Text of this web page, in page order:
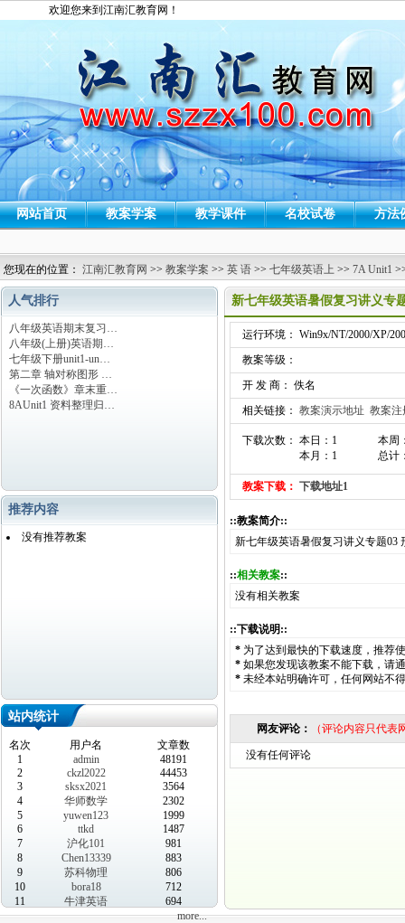
欢迎您来到江南汇教育网！
网站首页 教案学案 教学课件 名校试卷 方法
您现在的位置： 江南汇教育网 >> 教案学案 >> 英 语 >> 七年级英语上 >> 7A Unit1
人气排行
八年级英语期末复习…
八年级(上册)英语期…
七年级下册unit1-un…
第二章 轴对称图形 …
《一次函数》章末重…
8AUnit1 资料整理归…
推荐内容
没有推荐教案
站内统计
名次 用户名
文章数
1
admin
48191
2
ckzl2022
44453
3
sksx2021
3564
4
华师数学
2302
5
yuwen123
1999
6
ttkd
1487
7
沪化101
981
8
Chen13339
883
9
苏科物理
806
10
bora18
712
11
牛津英语
694
more...
新七年级英语暑假复习讲义专
运行环境： Win9x/NT/2000/XP/
教案等级：
开 发 商： 佚名
相关链接： 教案演示地址 教案注
下载次数： 本日：1
本月：1
本周
总计
教案下载： 下载地址1
::教案简介::
新七年级英语暑假复习讲义专题03
::相关教案::
没有相关教案
::下载说明::
* 为了达到最快的下载速度，推荐
* 如果您发现该教案不能下载，请
* 未经本站明确许可，任何网站不
网友评论： （评论内容只代
没有任何评论